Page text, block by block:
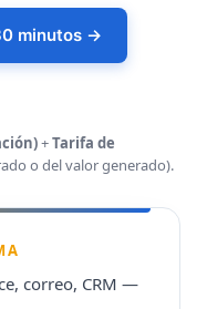
minutos →
+Tarifa de
o del valor generado).
correo, CRM —